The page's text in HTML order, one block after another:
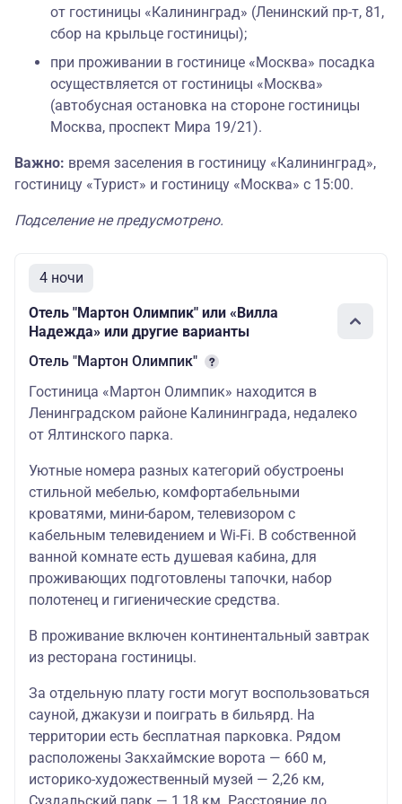
Отель «Мартон Палас****»
Завтрак входит в стоимость
тура (шведский стол)
В пешей доступности от
центра города. Рядом с
областная филармония,
Бранденбургские ворота и
Б-413.
32 500
Гостиница «Турист***»
Завтрак входит в стоимость
тура (шведский стол)
Расположен на берегу пруда
Верхний в историческом
районе «Обертайх».
36 000
«Калининград***»
Завтрак входит в стоимость
тура (шведский стол)
Исторический центр города,
в шаговой доступности от
основных его
достопримечательностей –
Рыбной деревни, острова
Канта, музея Янтаря.
стандарт/студия
37 500/47 000
Гостиница «Москва»
Завтрак входит в стоимость
тура (шведский стол)
от гостиницы «Калининград» (Ленинский пр-т, 81,
сбор на крыльце гостиницы);
при проживании в гостинице «Москва» посадка
осуществляется от гостиницы «Москва»
(автобусная остановка на стороне гостиницы
Москва, проспект Мира 19/21).
Важно: время заселения в гостиницу «Калининград»,
гостиницу «Турист» и гостиницу «Москва» с 15:00.
Подселение не предусмотрено.
4 ночи
Отель "Мартон Олимпик" или «Вилла
Надежда» или другие варианты
Отель "Мартон Олимпик"
Гостиница «Мартон Олимпик» находится в
Ленинградском районе Калининграда, недалеко
от Ялтинского парка.
Уютные номера разных категорий обустроены
стильной мебелью, комфортабельными
кроватями, мини-баром, телевизором с
кабельным телевидением и Wi-Fi. В собственной
ванной комнате есть душевая кабина, для
проживающих подготовлены тапочки, набор
полотенец и гигиенические средства.
В проживание включен континентальный завтрак
из ресторана гостиницы.
За отдельную плату гости могут воспользоваться
сауной, джакузи и поиграть в бильярд. На
территории есть бесплатная парковка. Рядом
расположены Закхаймские ворота — 660 м,
историко-художественный музей — 2,26 км,